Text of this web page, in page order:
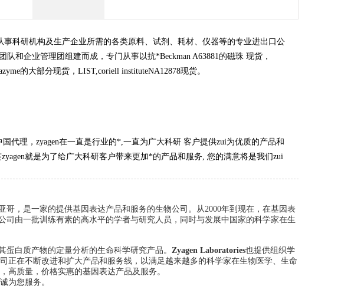
科研机构及生产企业所需的各类原料、试剂、耗材、仪器等的专业进出口公
队和企业管理团组建而成，专门从事以抗*Beckman A63881的磁珠 现货，
的大部分现货，LIST,coriell instituteNA12878现货。
代理，zyagen在一直是行业的*,一直为广大科研 客户提供zui为优质的产品和
就是为了给广大科研客户带来更加*的产品和服务, 您的满意将是我们zui
哥，是一家的提供基因表达产品和服务的生物公司。从2000年到现在，在基因表
司由一批训练有素的高水平的学者与研究人员，同时与发展中国家的科学家在生
白质产物的定量分析的生命科学研究产品。 Zyagen Laboratories也提供组织学
正在不断改进和扩大产品和服务线，以满足越来越多的科学家在生物医学、生命
高质量，价格实惠的基因表达产品及服务。
为您服务。